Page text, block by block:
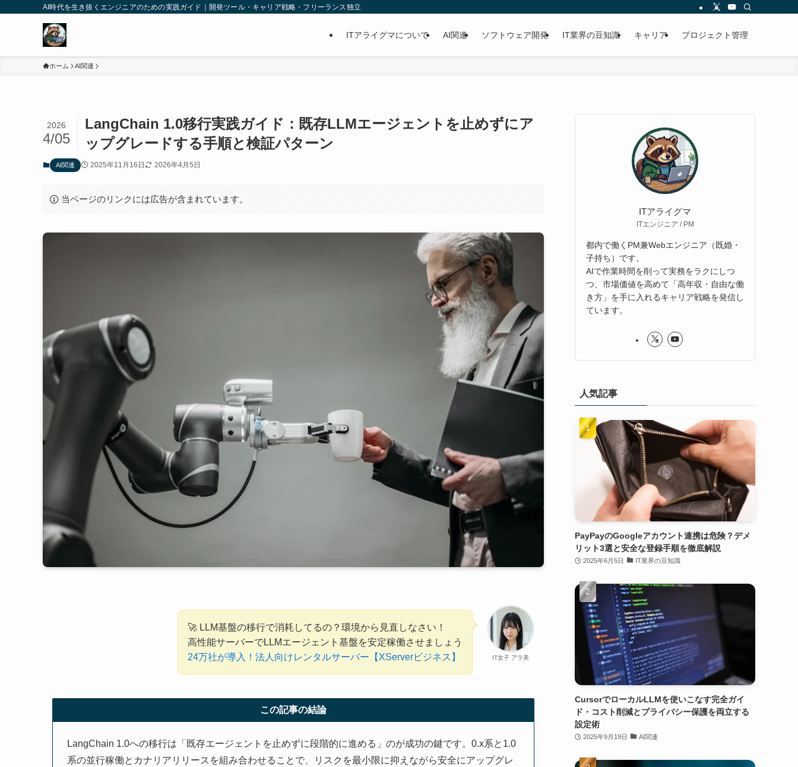
AI時代を生き抜くエンジニアのための実践ガイド｜開発ツール・キャリア戦略・フリーランス独立
ITアライグマについて AI関連 ソフトウェア開発 IT業界の豆知識 キャリア プロジェクト管理
ホーム AI関連
LangChain 1.0移行実践ガイド：既存LLMエージェントを止めずにア
ップグレードする手順と検証パターン
2026
4/05
AI関連 2025年11月16日 2026年4月5日
当ページのリンクには広告が含まれています。
IT女子 アラ美
🚀 LLM基盤の移行で消耗してるの？環境から見直しなさい！
高性能サーバーでLLMエージェント基盤を安定稼働させましょう
24万社が導入！法人向けレンタルサーバー【XServerビジネス】
この記事の結論
LangChain 1.0への移行は「既存エージェントを止めずに段階的に進める」のが成功の鍵です。0.x系と1.0
系の並行稼働とカナリアリリースを組み合わせることで、リスクを最小限に抑えながら安全にアップグレ
ITアライグマ
ITエンジニア / PM
都内で働くPM兼Webエンジニア（既婚・
子持ち）です。
AIで作業時間を削って実務をラクにしつ
つ、市場価値を高めて「高年収・自由な働
き方」を手に入れるキャリア戦略を発信し
ています。
人気記事
PayPayのGoogleアカウント連携は危険？デメ
リット3選と安全な登録手順を徹底解説
2025年6月5日 IT業界の豆知識
CursorでローカルLLMを使いこなす完全ガイ
ド・コスト削減とプライバシー保護を両立する
設定術
2025年9月19日 AI関連